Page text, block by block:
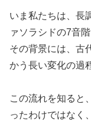
いま私たちは、長
ァソラシドの7音
その背景には、古
かう長い変化の過
この流れを知ると
ったわけではなく